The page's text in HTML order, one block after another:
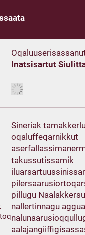
Inatsisartut
Sineriak
oqaluffeqarnikkut
takussutissamik
pillugu
nallertinnagu